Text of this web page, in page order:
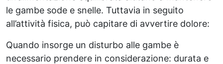
le gambe sode e snelle. Tuttavia in seguito
all’attività fisica, può capitare di avvertire dolore:
Quando insorge un disturbo alle gambe è
necessario prendere in considerazione: durata e